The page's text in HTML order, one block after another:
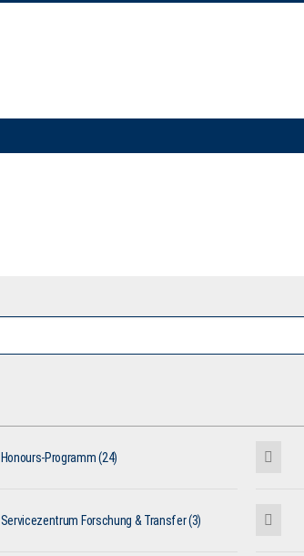
Honours-Programm (24)
Servicezentrum Forschung & Transfer (3)